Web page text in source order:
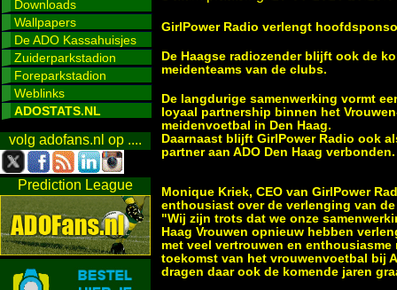
Downloads
Wallpapers
De ADO Kassahuisjes
Zuiderparkstadion
Foreparkstadion
Weblinks
ADOSTATS.NL
volg adofans.nl op ....
Prediction League
GirlPower Radio verlengt
De Haagse radiozender blijft ook de
meidenteams van de clubs.
De langdurige samenwerking vormt
loyaal partnership binnen het
meidenvoetbal in Den Haag.
Daarnaast blijft GirlPower Radio ook
partner aan ADO Den Haag
Monique Kriek, CEO van GirlPower
enthousiast over de verlenging van
"Wij zijn trots dat we onze
Haag Vrouwen opnieuw hebben
met veel vertrouwen en enthousiasme
toekomst van het vrouwenvoetbal bij
dragen daar ook de komende jaren